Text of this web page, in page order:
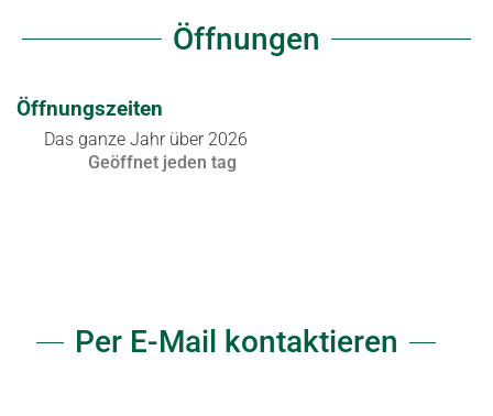
Öffnungen
Öffnungszeiten
Das ganze Jahr über 2026
Geöffnet jeden tag
Per E-Mail kontaktieren